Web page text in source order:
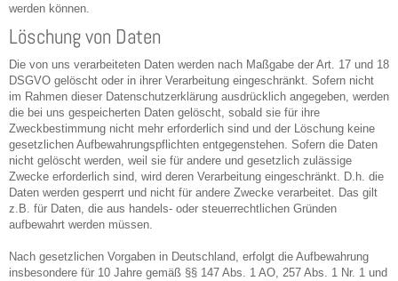
werden können.
Löschung von Daten
Die von uns verarbeiteten Daten werden nach Maßgabe der Art. 17 und 18
DSGVO gelöscht oder in ihrer Verarbeitung eingeschränkt. Sofern nicht
im Rahmen dieser Datenschutzerklärung ausdrücklich angegeben, werden
die bei uns gespeicherten Daten gelöscht, sobald sie für ihre
Zweckbestimmung nicht mehr erforderlich sind und der Löschung keine
gesetzlichen Aufbewahrungspflichten entgegenstehen. Sofern die Daten
nicht gelöscht werden, weil sie für andere und gesetzlich zulässige
Zwecke erforderlich sind, wird deren Verarbeitung eingeschränkt. D.h. die
Daten werden gesperrt und nicht für andere Zwecke verarbeitet. Das gilt
z.B. für Daten, die aus handels- oder steuerrechtlichen Gründen
aufbewahrt werden müssen.
Nach gesetzlichen Vorgaben in Deutschland, erfolgt die Aufbewahrung
insbesondere für 10 Jahre gemäß §§ 147 Abs. 1 AO, 257 Abs. 1 Nr. 1 und